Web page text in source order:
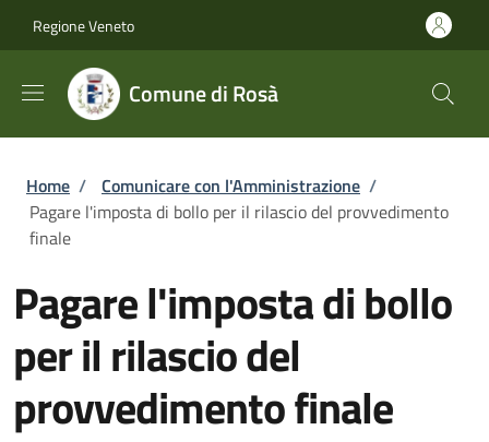
Regione Veneto
Comune di Rosà
Briciole di pane
Home / Comunicare con l'Amministrazione /
Pagare l'imposta di bollo per il rilascio del provvedimento
finale
Pagare l'imposta di bollo
per il rilascio del
provvedimento finale